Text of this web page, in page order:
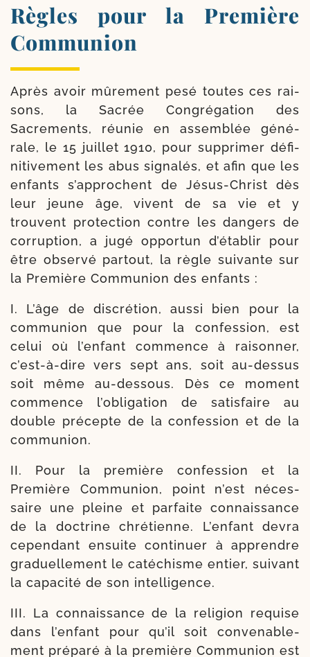
Règles pour la Première
Communion
Après avoir mûre­ment pesé toutes ces rai­
sons, la Sacrée Congrégation des
Sacrements, réunie en assem­blée géné­
rale, le 15 juillet 1910, pour sup­pri­mer défi­
ni­ti­ve­ment les abus signa­lés, et afin que les
enfants s’ap­prochent de Jésus-​Christ dès
leur jeune âge, vivent de sa vie et y
trouvent pro­tec­tion contre les dan­gers de
cor­rup­tion, a jugé oppor­tun d’é­ta­blir pour
être obser­vé par­tout, la règle sui­vante sur
la Première Communion des enfants :
I. L’âge de dis­cré­tion, aus­si bien pour la
com­mu­nion que pour la confes­sion, est
celui où l’en­fant com­mence à rai­son­ner,
c’est-​à-​dire vers sept ans, soit au-​dessus
soit même au-​dessous. Dès ce moment
com­mence l’o­bli­ga­tion de satis­faire au
double pré­cepte de la confes­sion et de la
communion.
II. Pour la pre­mière confes­sion et la
Première Communion, point n’est néces­
saire une pleine et par­faite connais­sance
de la doc­trine chré­tienne. L’enfant devra
cepen­dant ensuite conti­nuer à apprendre
gra­duel­le­ment le caté­chisme entier, sui­vant
la capa­ci­té de son intelligence.
III. La connais­sance de la reli­gion requise
dans l’en­fant pour qu’il soit conve­na­ble­
ment pré­pa­ré à la pre­mière Communion est